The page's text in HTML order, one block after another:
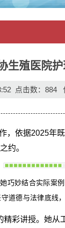
生殖医院
点击数： 884
依据2025年
约。
妙结合实际案
德与法律底线
讲授。她从